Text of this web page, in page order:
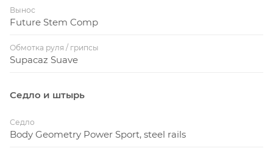
Вынос
Future Stem Comp
Обмотка руля / грипсы
Supacaz Suave
Седло и штырь
Седло
Body Geometry Power Sport, steel rails